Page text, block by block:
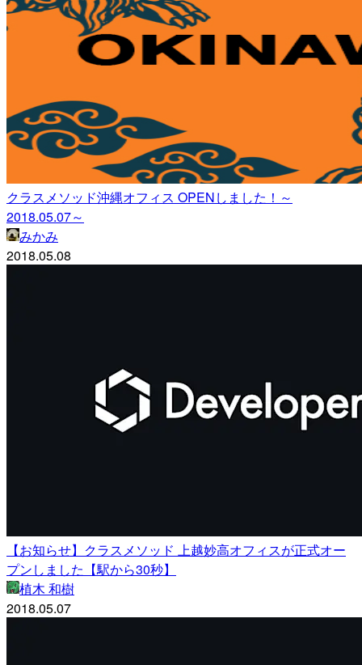
クラスメソッド沖縄オフィス OPENしました！～
2018.05.07～
みかみ
2018.05.08
【お知らせ】クラスメソッド 上越妙高オフィスが正式オー
プンしました【駅から30秒】
植木 和樹
2018.05.07